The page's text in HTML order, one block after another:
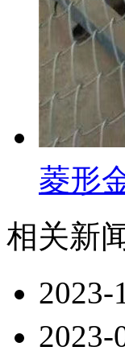
菱形
相关新
2023-
2023-